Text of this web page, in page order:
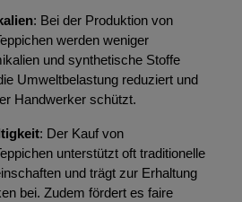
: Bei der Produktion von
werden weniger
und synthetische Stoffe
Umweltbelastung reduziert und
Handwerker schützt.
: Der Kauf von
unterstützt oft traditionelle
und trägt zur Erhaltung
bei. Zudem fördert es faire